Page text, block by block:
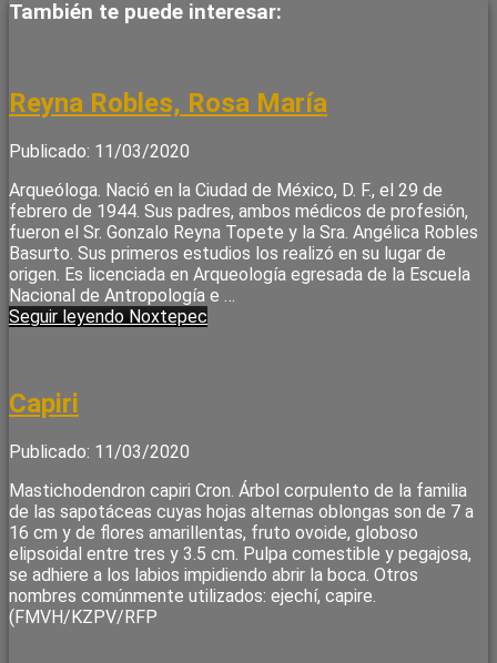
También te puede interesar:
Reyna Robles, Rosa María
Publicado: 11/03/2020
Arqueóloga. Nació en la Ciudad de México, D. F., el 29 de
febrero de 1944. Sus padres, ambos médicos de profesión,
fueron el Sr. Gonzalo Reyna Topete y la Sra. Angélica Robles
Basurto. Sus primeros estudios los realizó en su lugar de
origen. Es licenciada en Arqueología egresada de la Escuela
Nacional de Antropología e …
Seguir leyendo Noxtepec
Capiri
Publicado: 11/03/2020
Mastichodendron capiri Cron. Árbol corpulento de la familia
de las sapotáceas cuyas hojas alternas oblongas son de 7 a
16 cm y de flores amarillentas, fruto ovoide, globoso
elipsoidal entre tres y 3.5 cm. Pulpa comestible y pegajosa,
se adhiere a los labios impidiendo abrir la boca. Otros
nombres comúnmente utilizados: ejechí, capire.
(FMVH/KZPV/RFP